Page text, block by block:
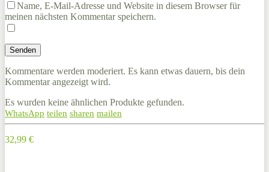
Name, E-Mail-Adresse und Website in diesem Browser für
meinen nächsten Kommentar speichern.
Kommentare werden moderiert. Es kann etwas dauern, bis dein
Kommentar angezeigt wird.
Es wurden keine ähnlichen Produkte gefunden.
WhatsApp teilen sharen mailen
32,99 €